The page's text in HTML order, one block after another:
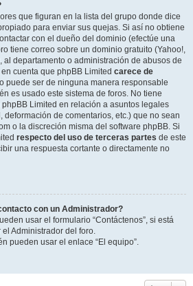
que figuran en la lista del grupo donde dice
para enviar sus quejas. Si así no obtiene
con el dueño del dominio (efectúe una
tiene correo sobre un dominio gratuito (Yahoo!,
al departamento o administración de abusos de
cuenta que phpBB Limited carece de
puede ser de ninguna manera responsable
es usado este sistema de foros. No tiene
Limited en relación a asuntos legales
de comentarios, etc.) que no sean
o la discreción misma del software phpBB. Si
respecto del uso de terceras partes de este
una respuesta cortante o directamente no
con un Administrador?
usar el formulario “Contáctenos”, si está
Administrador del foro.
pueden usar el enlace “El equipo”.